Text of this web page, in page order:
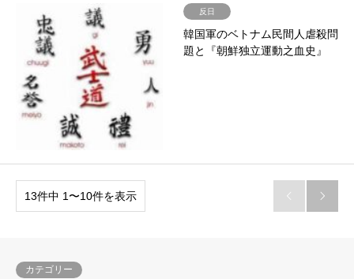
反日
韓国軍のベトナム民間人虐殺問
題と『朝鮮独立運動之血史』
13件中 1〜10件を表示  
カテゴリー